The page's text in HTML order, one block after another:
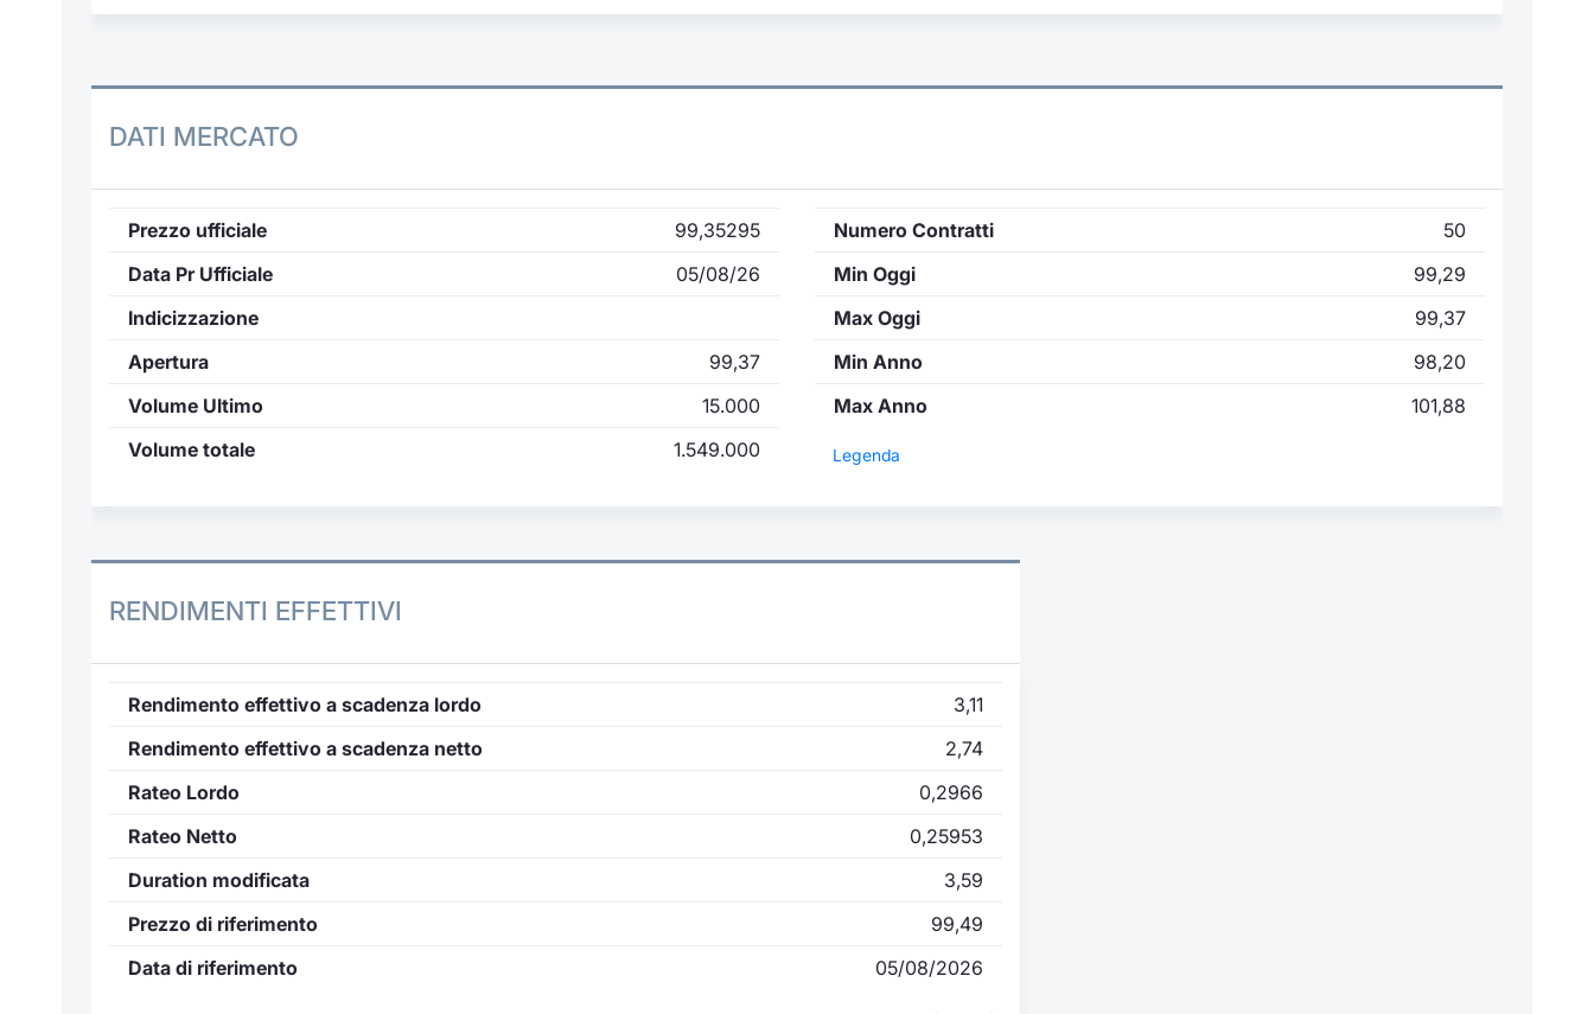
DATI MERCATO
Prezzo ufficiale
99,35295
Data Pr Ufficiale
05/08/26
Indicizzazione
Apertura
99,37
Volume Ultimo
15.000
Volume totale
1.549.000
Numero Contratti
50
Min Oggi
99,29
Max Oggi
99,37
Min Anno
98,20
Max Anno
101,88
Legenda
RENDIMENTI EFFETTIVI
Rendimento effettivo a scadenza lordo
3,11
Rendimento effettivo a scadenza netto
2,74
Rateo Lordo
0,2966
Rateo Netto
0,25953
Duration modificata
3,59
Prezzo di riferimento
99,49
Data di riferimento
05/08/2026